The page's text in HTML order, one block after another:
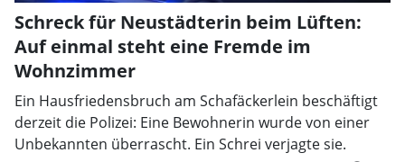
Schreck für Neustädterin beim Lüften:
Auf einmal steht eine Fremde im
Wohnzimmer
Ein Hausfriedensbruch am Schafäckerlein beschäftigt
derzeit die Polizei: Eine Bewohnerin wurde von einer
Unbekannten überrascht. Ein Schrei verjagte sie.